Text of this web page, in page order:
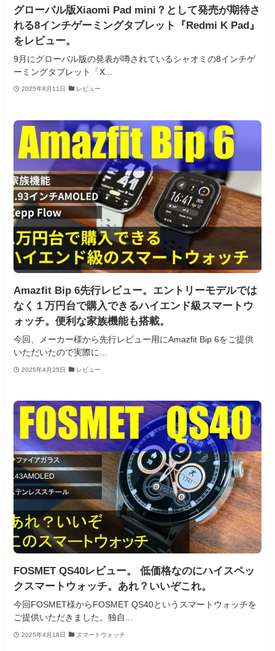
グローバル版Xiaomi Pad mini？として発売が期待さ
れる8インチゲーミングタブレット『Redmi K Pad』
をレビュー。
9月にグローバル版の発表が噂されているシャオミの8インチゲ
ーミングタブレット「X...
2025年8月11日 レビュー
Amazfit Bip 6先行レビュー。エントリーモデルでは
なく１万円台で購入できるハイエンド級スマートウ
ォッチ。便利な家族機能も搭載。
今回、メーカー様から先行レビュー用にAmazfit Bip 6をご提供
いただいたので実際に...
2025年4月25日 レビュー
FOSMET QS40レビュー。 低価格なのにハイスペッ
クスマートウォッチ。あれ？いいぞこれ。
今回FOSMET様からFOSMET QS40というスマートウォッチを
ご提供いただきました。独自...
2025年4月18日 スマートウォッチ